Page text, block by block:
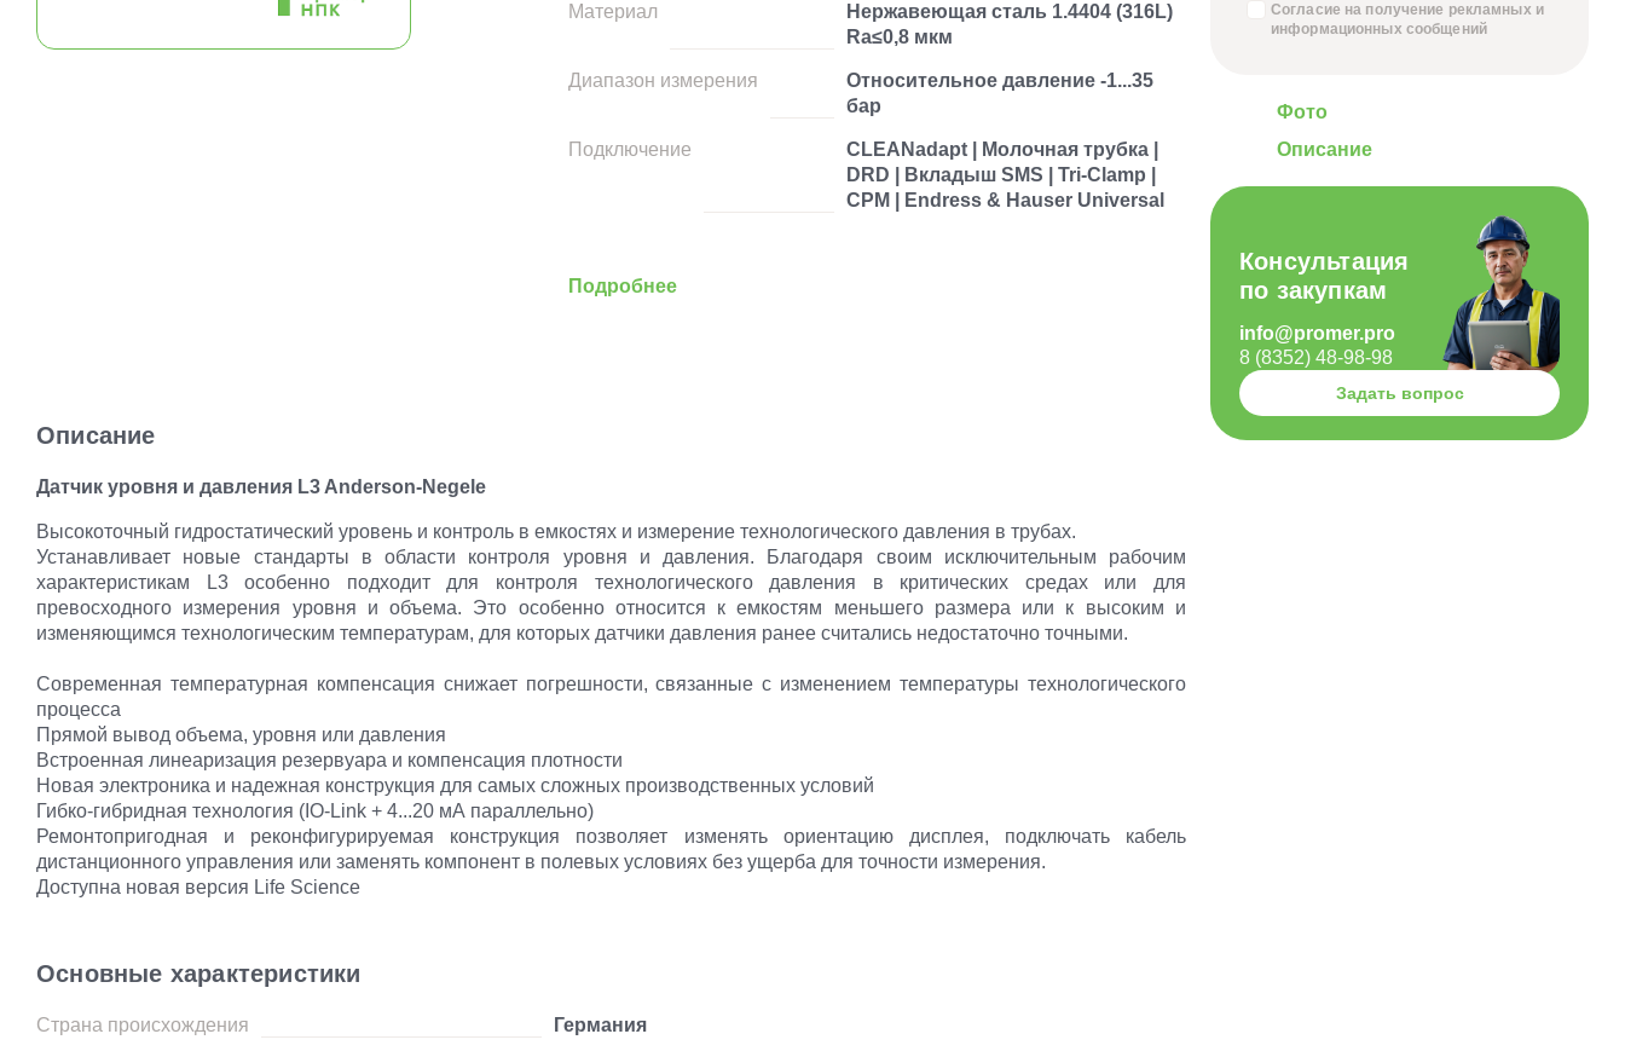
Материал
Нержавеющая сталь 1.4404 (316L)
Ra≤0,8 мкм
Диапазон измерения
Относительное давление -1...35
бар
Подключение
CLEANadapt | Молочная трубка |
DRD | Вкладыш SMS | Tri-Clamp |
CPM | Endress & Hauser Universal
Подробнее
Описание
Датчик уровня и давления L3 Anderson-Negele
Высокоточный гидростатический уровень и контроль в емкостях и измерение технологического давления в трубах.
Устанавливает новые стандарты в области контроля уровня и давления. Благодаря своим исключительным рабочим
характеристикам L3 особенно подходит для контроля технологического давления в критических средах или для
превосходного измерения уровня и объема. Это особенно относится к емкостям меньшего размера или к высоким и
изменяющимся технологическим температурам, для которых датчики давления ранее считались недостаточно точными.
Современная температурная компенсация снижает погрешности, связанные с изменением температуры технологического
процесса
Прямой вывод объема, уровня или давления
Встроенная линеаризация резервуара и компенсация плотности
Новая электроника и надежная конструкция для самых сложных производственных условий
Гибко-гибридная технология (IO-Link + 4...20 мА параллельно)
Ремонтопригодная и реконфигурируемая конструкция позволяет изменять ориентацию дисплея, подключать кабель
дистанционного управления или заменять компонент в полевых условиях без ущерба для точности измерения.
Доступна новая версия Life Science
Основные характеристики
Страна происхождения Германия
Согласие на получение рекламных и
информационных сообщений
Фото
Описание
Консультация
по закупкам
info@promer.pro
8 (8352) 48-98-98
Задать вопрос